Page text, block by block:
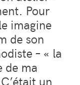
Pour
imagine
de son
– « la
de ma
un